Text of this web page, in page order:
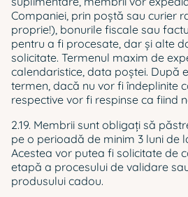
Companiei, prin poștă sau curier
proprie!), bonurile fiscale sau
pentru a fi procesate, dar și alte
solicitate. Termenul maxim de
calendaristice, data poștei. După
termen, dacă nu vor fi îndeplinite
respective vor fi respinse ca fiind
2.19. Membrii sunt obligați să
pe o perioadă de minim 3 luni de
Acestea vor putea fi solicitate de
etapă a procesului de validare
produsului cadou.